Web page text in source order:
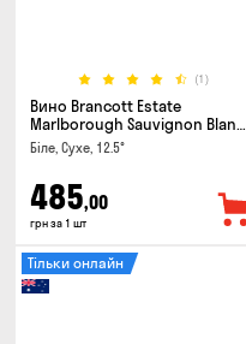
(1)
Вино Brancott Estate
Marlborough Sauvignon Blanc
0.75л
Біле, Сухе, 12.5°
485,00
грн за 1 шт
Тільки онлайн